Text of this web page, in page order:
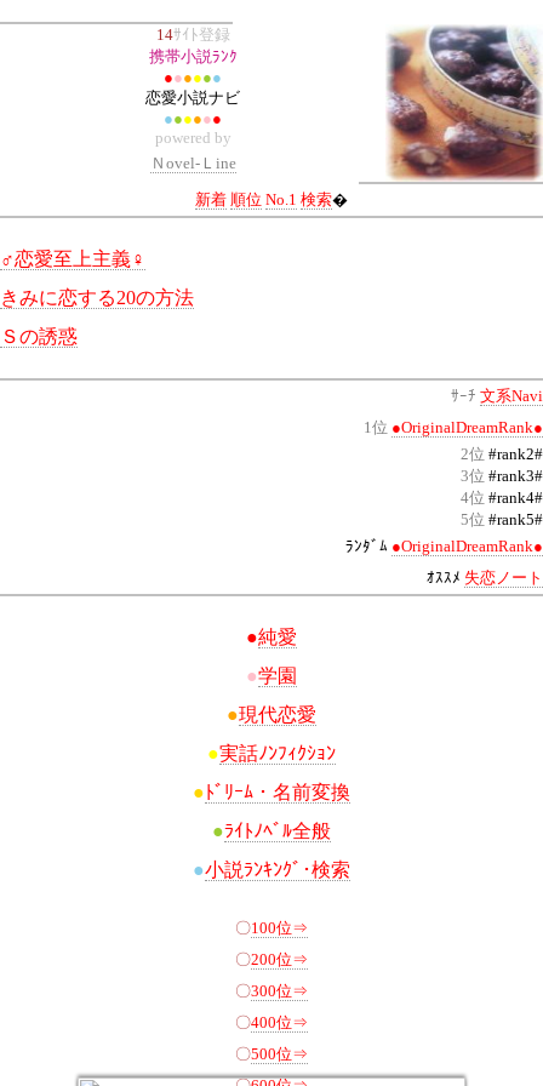
14ｻｲﾄ登録
携帯小説ﾗﾝｸ
●●●●●●
恋愛小説ナビ
●●●●●●
powered by
Ｎovel-Ｌine
新着 順位 No.1 検索�
♂恋愛至上主義♀
きみに恋する20の方法
Ｓの誘惑
ｻｰﾁ 文系Navi
1位 ●OriginalDreamRank●
2位 #rank2#
3位 #rank3#
4位 #rank4#
5位 #rank5#
ﾗﾝﾀﾞﾑ ●OriginalDreamRank●
ｵｽｽﾒ 失恋ノート
●純愛
●学園
●現代恋愛
●実話ﾉﾝﾌｨｸｼｮﾝ
● ﾄﾞﾘｰﾑ・名前変換
●ﾗｲﾄﾉﾍﾞﾙ全般
●小説ﾗﾝｷﾝｸﾞ･検索
〇100位⇒
〇200位⇒
〇300位⇒
〇400位⇒
〇500位⇒